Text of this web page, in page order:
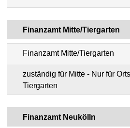
Finanzamt Mitte/Tiergarten
Finanzamt Mitte/Tiergarten
zuständig für Mitte - Nur für Ortsteile Mitte und
Tiergarten
Finanzamt Neukölln